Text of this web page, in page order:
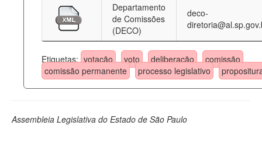
Departamento
de Comissões
(DECO)
deco-
Etiquetas: votação voto deliberação
comissão
comissão permanente
processo legislativo
Assembleia Legislativa do Estado de São Paulo